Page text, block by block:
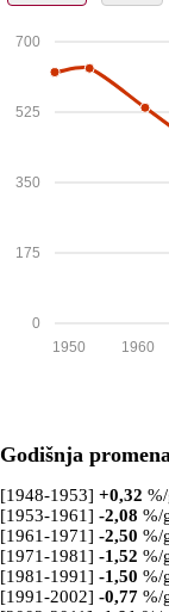
0
175
350
525
700
1960
1950
Godišnja
[1948-1953] +0,32
[1953-1961] -2,08 %/
[1961-1971] -2,50 %/
[1971-1981] -1,52 %/
[1981-1991] -1,50 %/
[1991-2002] -0,77 %/